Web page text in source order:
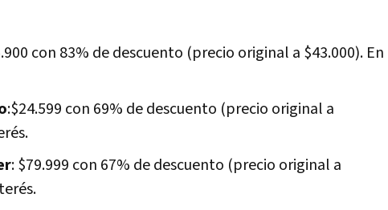
con 83% de descuento (precio original a $43.000). En
:$24.599 con 69% de descuento (precio original a
: $79.999 con 67% de descuento (precio original a